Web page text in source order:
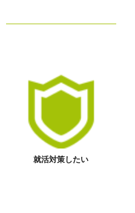
就活対策したい